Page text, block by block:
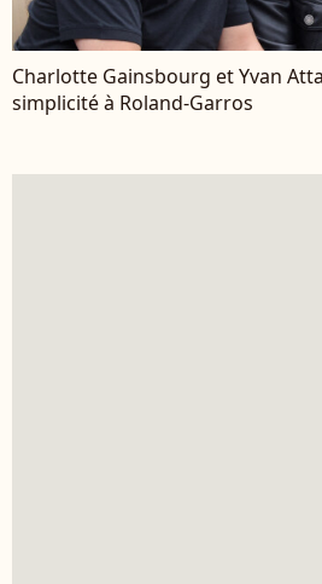
Charlotte Gainsbourg et Yvan
simplicité à Roland-Garros